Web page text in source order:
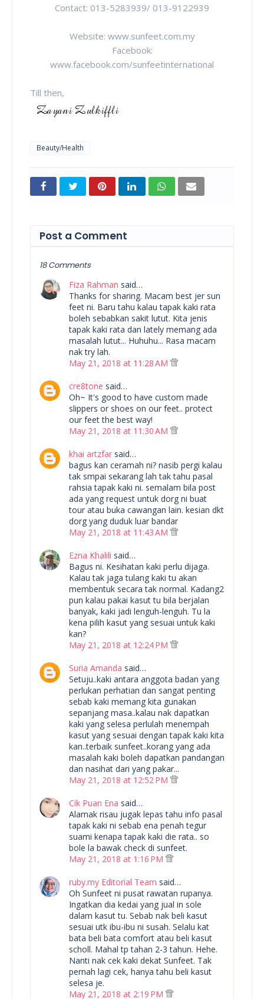
Contact: 013-5283939/ 013-9122939
Website: www.sunfeet.com.my
Facebook:
www.facebook.com/sunfeetinternational
Till then,
Beauty/Health
Post a Comment
18 Comments
Fiza Rahman said…
Thanks for sharing. Macam best jer sun
feet ni. Baru tahu kalau tapak kaki rata
boleh sebabkan sakit lutut. Kita jenis
tapak kaki rata dan lately memang ada
masalah lutut... Huhuhu... Rasa macam
nak try lah.
May 21, 2018 at 11:28 AM
cre8tone said…
Oh~ It's good to have custom made
slippers or shoes on our feet.. protect
our feet the best way!
May 21, 2018 at 11:30 AM
khai artzfar said…
bagus kan ceramah ni? nasib pergi kalau
tak smpai sekarang lah tak tahu pasal
rahsia tapak kaki ni. semalam bila post
ada yang request untuk dorg ni buat
tour atau buka cawangan lain. kesian dkt
dorg yang duduk luar bandar
May 21, 2018 at 11:43 AM
Ezna Khalili said…
Bagus ni. Kesihatan kaki perlu dijaga.
Kalau tak jaga tulang kaki tu akan
membentuk secara tak normal. Kadang2
pun kalau pakai kasut tu bila berjalan
banyak, kaki jadi lenguh-lenguh. Tu la
kena pilih kasut yang sesuai untuk kaki
kan?
May 21, 2018 at 12:24 PM
Suria Amanda said…
Setuju..kaki antara anggota badan yang
perlukan perhatian dan sangat penting
sebab kaki memang kita gunakan
sepanjang masa..kalau nak dapatkan
kaki yang selesa perlulah menempah
kasut yang sesuai dengan tapak kaki kita
kan..terbaik sunfeet..korang yang ada
masalah kaki boleh dapatkan pandangan
dan nasihat dari yang pakar...
May 21, 2018 at 12:52 PM
Cik Puan Ena said…
Alamak risau jugak lepas tahu info pasal
tapak kaki ni sebab ena penah tegur
suami kenapa tapak kaki die rata.. so
bole la bawak check di sunfeet.
May 21, 2018 at 1:16 PM
ruby.my Editorial Team said…
Oh Sunfeet ni pusat rawatan rupanya.
Ingatkan dia kedai yang jual in sole
dalam kasut tu. Sebab nak beli kasut
sesuai utk ibu-ibu ni susah. Selalu kat
bata beli bata comfort atau beli kasut
scholl. Mahal tp tahan 2-3 tahun. Hehe.
Nanti nak cek kaki dekat Sunfeet. Tak
pernah lagi cek, hanya tahu beli kasut
selesa je.
May 21, 2018 at 2:19 PM